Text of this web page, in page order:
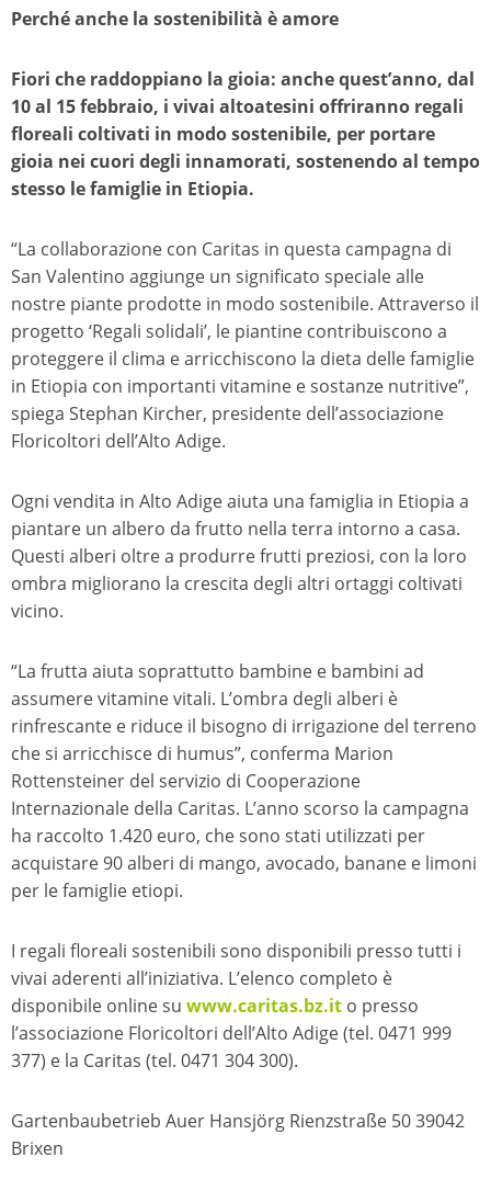
Perché anche la sostenibilità è amore
Fiori che raddoppiano la gioia: anche quest’anno, dal
10 al 15 febbraio, i vivai altoatesini offriranno regali
floreali coltivati in modo sostenibile, per portare
gioia nei cuori degli innamorati, sostenendo al tempo
stesso le famiglie in Etiopia.
“La collaborazione con Caritas in questa campagna di
San Valentino aggiunge un significato speciale alle
nostre piante prodotte in modo sostenibile. Attraverso il
progetto ‘Regali solidali’, le piantine contribuiscono a
proteggere il clima e arricchiscono la dieta delle famiglie
in Etiopia con importanti vitamine e sostanze nutritive”,
spiega Stephan Kircher, presidente dell’associazione
Floricoltori dell’Alto Adige.
Ogni vendita in Alto Adige aiuta una famiglia in Etiopia a
piantare un albero da frutto nella terra intorno a casa.
Questi alberi oltre a produrre frutti preziosi, con la loro
ombra migliorano la crescita degli altri ortaggi coltivati
vicino.
“La frutta aiuta soprattutto bambine e bambini ad
assumere vitamine vitali. L’ombra degli alberi è
rinfrescante e riduce il bisogno di irrigazione del terreno
che si arricchisce di humus”, conferma Marion
Rottensteiner del servizio di Cooperazione
Internazionale della Caritas. L’anno scorso la campagna
ha raccolto 1.420 euro, che sono stati utilizzati per
acquistare 90 alberi di mango, avocado, banane e limoni
per le famiglie etiopi.
I regali floreali sostenibili sono disponibili presso tutti i
vivai aderenti all’iniziativa. L’elenco completo è
disponibile online su www.caritas.bz.it o presso
l’associazione Floricoltori dell’Alto Adige (tel. 0471 999
377) e la Caritas (tel. 0471 304 300).
Gartenbaubetrieb Auer Hansjörg Rienzstraße 50 39042
Brixen